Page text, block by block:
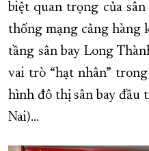
biệt quan trọng của
thống mạng cảng hàng
tầng sân bay Long
vai trò “hạt nhân”
hình đô thị sân bay đầu
Nai)…